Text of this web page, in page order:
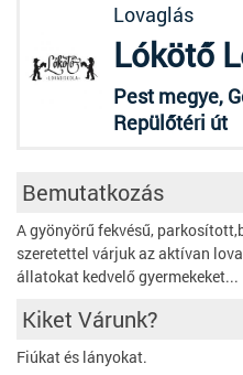
Lovaglás
Lókötő
Pest megye,
Repülőtéri út
Bemutatkozás
A gyönyörű fekvésű,
szeretettel várjuk az aktívan
állatokat kedvelő gyermekeket...
Kiket Várunk?
Fiúkat és lányokat.